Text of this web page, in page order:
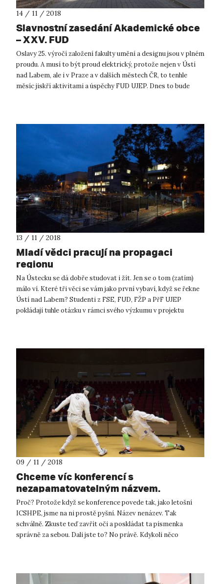
14 / 11 / 2018
Slavnostní zasedání Akademické obce
– XXV. FUD
Oslavy 25. výročí založení fakulty umění a designu jsou v plném
proudu. A musí to být proud elektrický, protože nejen v Ústí
nad Labem, ale i v Praze a v dalších městech ČR, to tenhle
měsíc jiskří aktivitami a úspěchy FUD UJEP. Dnes to bude
13 / 11 / 2018
Mladí vědci pracují na propagaci
regionu
Na Ústecku se dá dobře studovat i žít. Jen se o tom (zatím)
málo ví. Které tři věci se vám jako první vybaví, když se řekne
Ústí nad Labem? Studenti z FSE, FUD, FŽP a PřF UJEP
pokládají tuhle otázku v rámci svého výzkumu v projektu
09 / 11 / 2018
Chceme víc konferencí s
nezapamatovatelným názvem.
Proč? Protože když se konference povede tak, jako letošní
ICSHPE, jsme na ni prostě pyšní. Název nenázev. Tak
schválně. Zkuste teď zavřít oči a poskládat ta písmenka
správně za sebou. Dali jste to? No právě. Kdykoli něco